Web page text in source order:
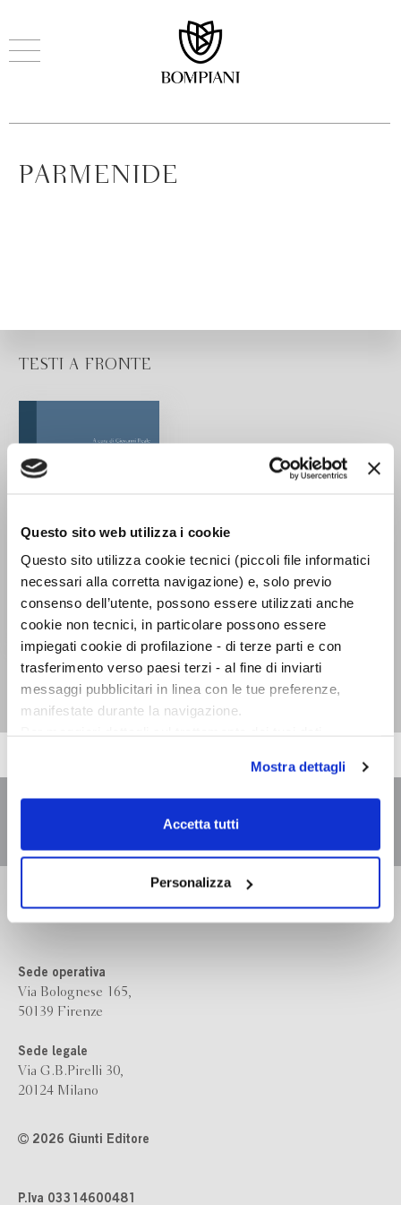
Questo sito web utilizza i cookie
Questo sito utilizza cookie tecnici (piccoli file informatici
necessari alla corretta navigazione) e, solo previo
consenso dell’utente, possono essere utilizzati anche
cookie non tecnici, in particolare possono essere
impiegati cookie di profilazione - di terze parti e con
trasferimento verso paesi terzi - al fine di inviarti
messaggi pubblicitari in linea con le tue preferenze,
manifestate durante la navigazione.
scelte privacy sui cookie, ti invitiamo a prendere visione
dell’informativa cookie.
Chiudendo il banner tramite la “X” prosegui la
dei soli cookie tecnici. Selezionando “Accetta tutti” presti
il tuo consenso alla profilazione che potrai revocare in
ogni momentoRevoca
Mostra dettagli
Accetta tutti
Personalizza
PARMENIDE
TESTI A FRONTE
Sulla natura
Parmenide
Sede operativa
Via Bolognese 165,
50139 Firenze
Sede legale
Via G.B.Pirelli 30,
20124 Milano
2026 Giunti Editore
P.Iva 03314600481